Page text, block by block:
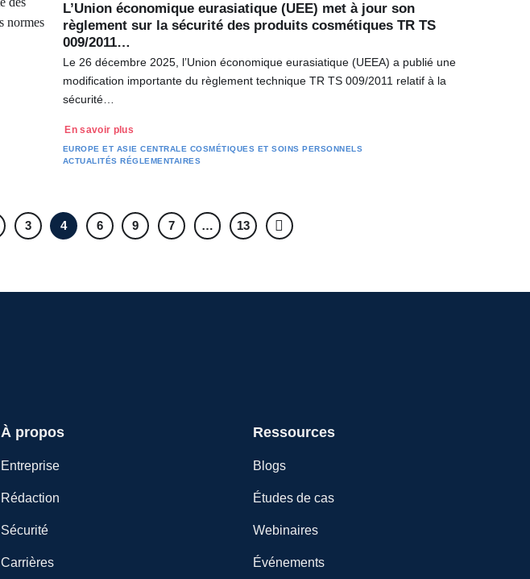
L’Union économique eurasiatique (UEE) met à jour son
règlement sur la sécurité des produits cosmétiques TR TS
009/2011…
Le 26 décembre 2025, l’Union économique eurasiatique (UEEA) a publié une
modification importante du règlement technique TR TS 009/2011 relatif à la
sécurité…
En savoir plus
EUROPE ET ASIE CENTRALE COSMÉTIQUES ET SOINS PERSONNELS
ACTUALITÉS RÉGLEMENTAIRES
3 4 6 9 7 … 13
À propos
Entreprise
Rédaction
Sécurité
Carrières
Ressources
Blogs
Études de cas
Webinaires
Événements